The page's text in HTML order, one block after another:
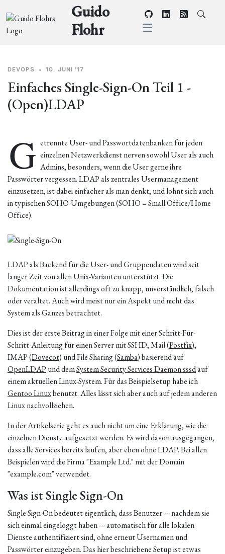
Guido
Flohr
DEVOPS • 10. JUNI ’17
Einfaches Single-Sign-On Teil 1 -
(Open)LDAP
G etrennte User- und Passwortdatenbanken für jeden
einzelnen Netzwerkdienst nerven sowohl User als auch
Admins, besonders, wenn die User gerne ihre
Passwörter vergessen. LDAP als zentrales Usermanagement
einzusetzen, ist dabei einfacher als man denkt, und lohnt sich auch
in typischen SOHO-Umgebungen (SOHO = Small Office/Home
Office).
LDAP als Backend für die User- und Gruppendaten wird seit
langer Zeit von allen Unix-Varianten unterstützt. Die
Dokumentation ist allerdings oft zu knapp, unverständlich, falsch
oder veraltet. Auch wird meist nur ein Aspekt und nicht das
System als Ganzes betrachtet.
Dies ist der erste Beitrag in einer Folge mit einer Schritt-Für-
Schritt-Anleitung für einen Server mit SSHD, Mail (Postfix),
IMAP (Dovecot) und File Sharing (Samba) basierend auf
OpenLDAP und demSystem Security Services Daemon sssdauf
einem aktuellen Linux-System. Für das Beispielsetup habe ich
Gentoo Linuxbenutzt. Alles lässt sich aber auch auf jedem anderen
Linux nachvollziehen.
In der Artikelserie geht es auch nicht um eine Erklärung, wie die
einzelnen Dienste aufgesetzt werden. Es wird davon ausgegangen,
dass alle Services bereits laufen, aber eben ohne LDAP. Bei allen
Beispielen wird die Firma "Example Ltd." mit der Domain
"example.com" verwendet.
Was ist Single Sign-On
Single Sign-On bedeutet eigentlich, dass Benutzer --- nachdem sie
sich einmal eingeloggt haben --- automatisch für alle lokalen
Dienste authentifiziert sind, ohne erneut Usernamen und
Passwörter einzugeben. Das hier beschriebene Setup ist etwas